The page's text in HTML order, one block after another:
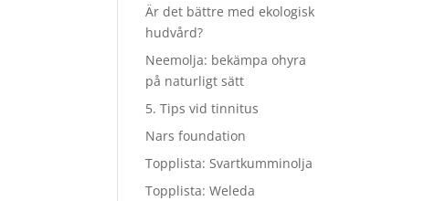
Är det bättre med ekologisk
hudvård?
Neemolja: bekämpa ohyra
på naturligt sätt
5. Tips vid tinnitus
Nars foundation
Topplista: Svartkumminolja
Topplista: Weleda